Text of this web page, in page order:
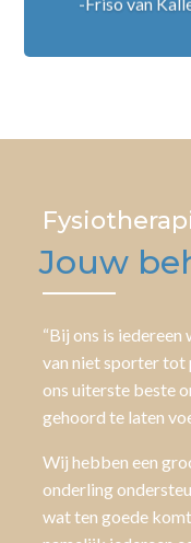
Jouw
“Bij ons is
van niet sporter tot
ons uiterste beste
gehoord te laten
Wij hebben een
onderling
wat ten goede